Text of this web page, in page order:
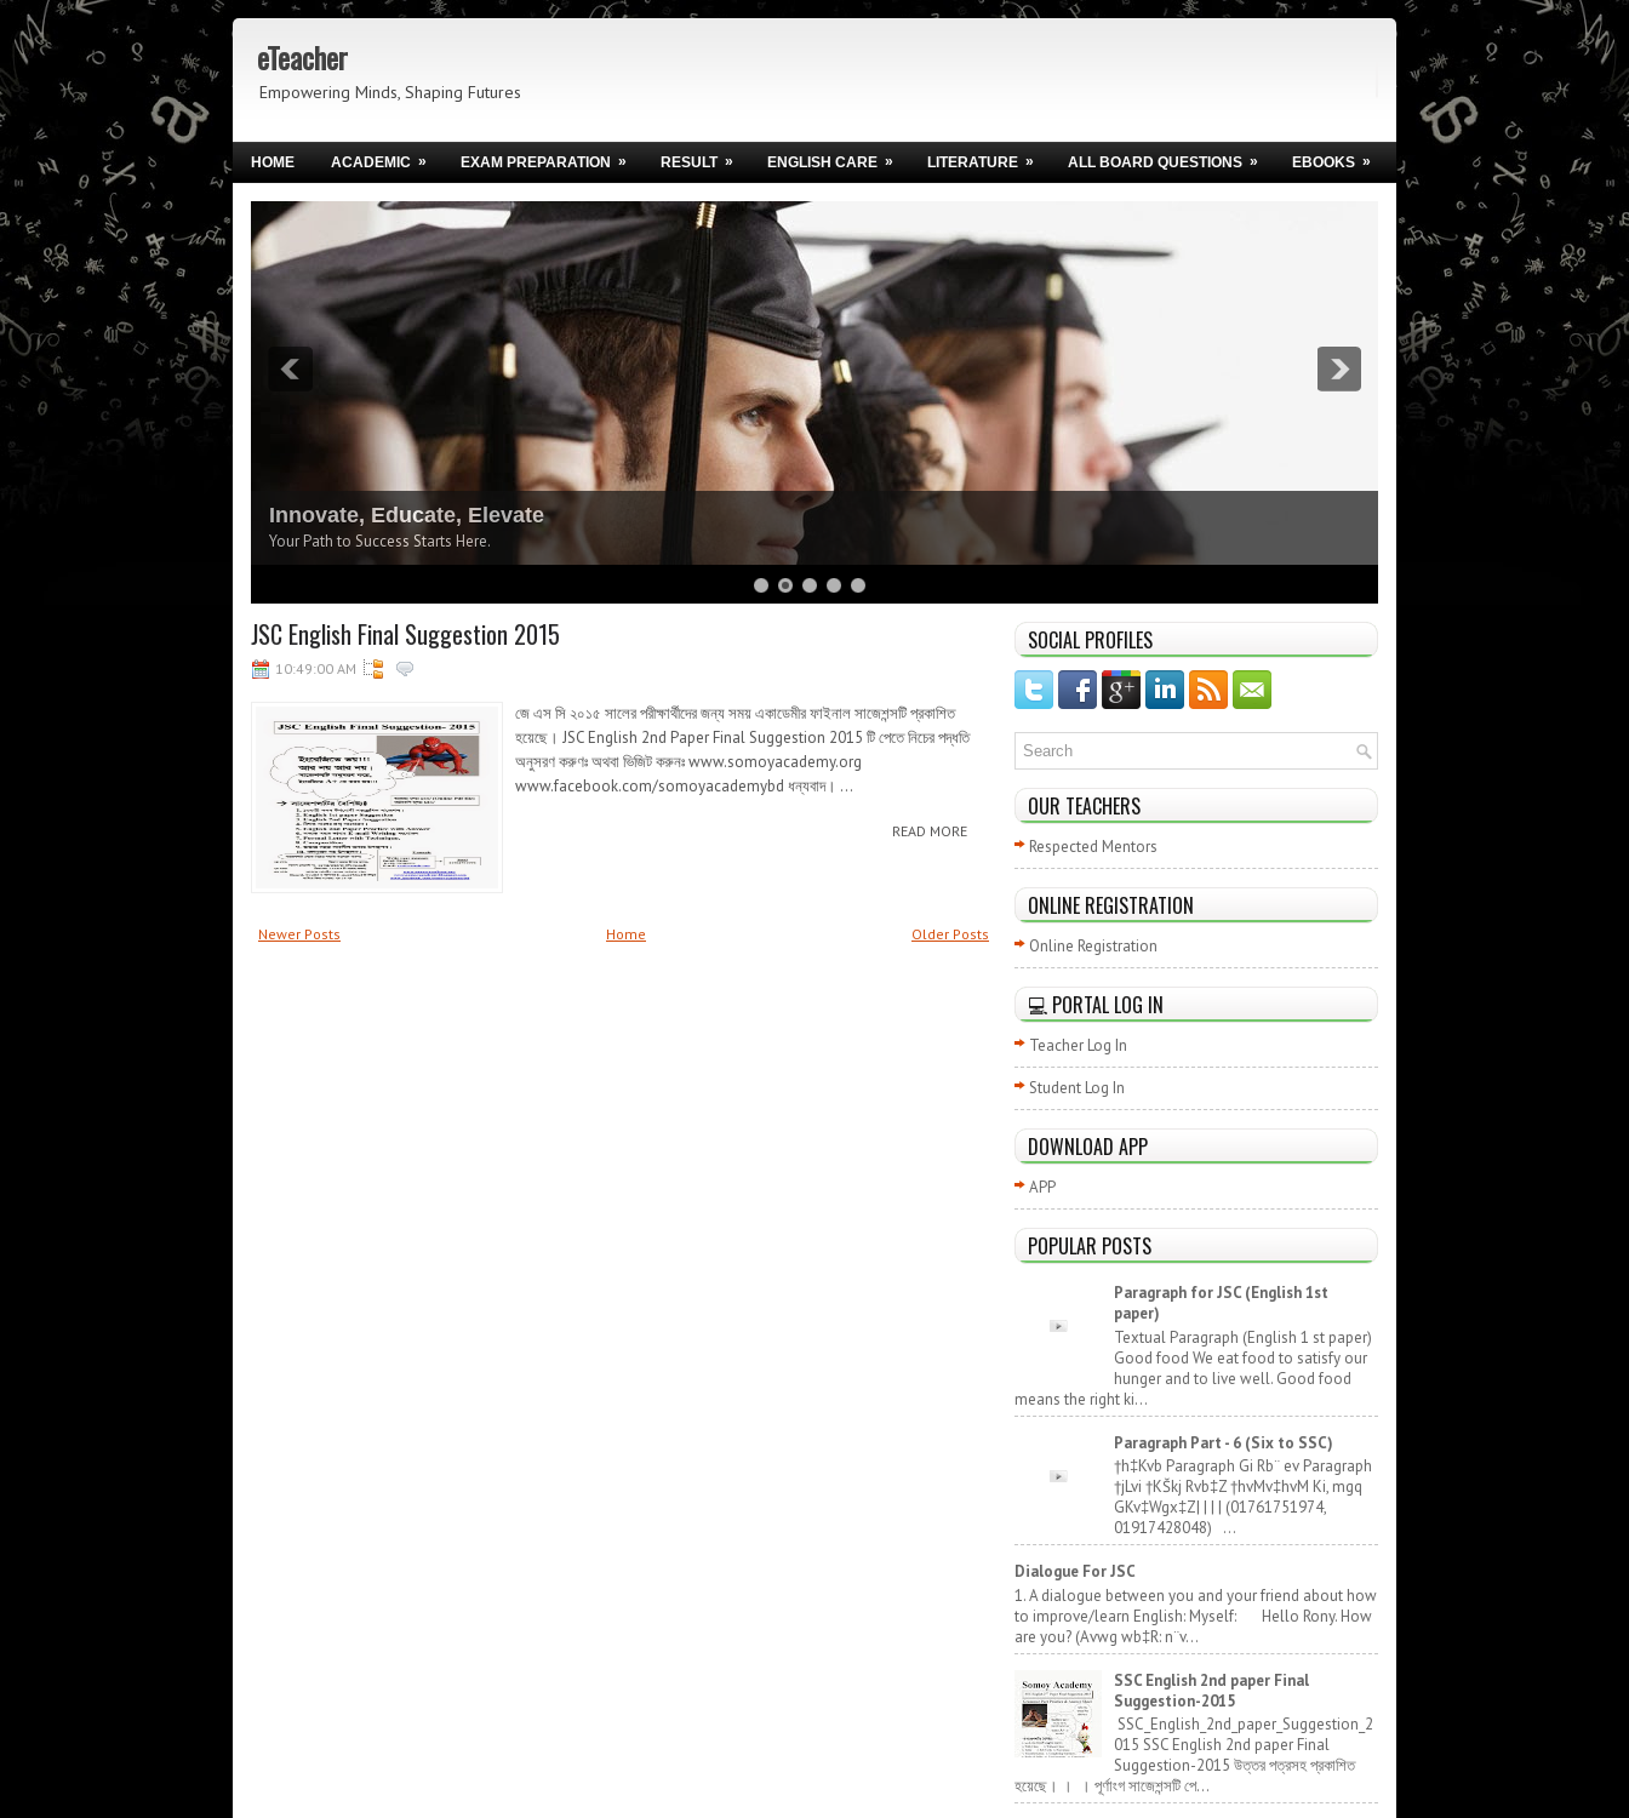
eTeacher
Empowering Minds, Shaping Futures
HOME ACADEMIC » EXAM PREPARATION » RESULT » ENGLISH CARE » LITERATURE » ALL BOARD QUESTIONS » EBOOKS »
Innovate, Educate, Elevate
Your Path to Success Starts Here.
JSC English Final Suggestion 2015
10:49:00 AM
জে এস সি ২০১৫ সালের পরীক্ষার্থীদের জন্য সময় একাডেমীর ফাইনাল সাজেশন্সটি প্রকাশিত
হয়েছে। JSC English 2nd Paper Final Suggestion 2015 টি পেতে নিচের পদ্ধতি
অনুসরণ করুণঃ অথবা ভিজিট করুনঃ www.somoyacademy.org
www.facebook.com/somoyacademybd ধন্যবাদ। ...
READ MORE
Newer Posts Older Posts
Home
SOCIAL PROFILES
OUR TEACHERS
Respected Mentors
ONLINE REGISTRATION
Online Registration
💻 PORTAL LOG IN
Teacher Log In
Student Log In
DOWNLOAD APP
APP
POPULAR POSTS
Paragraph for JSC (English 1st
paper)
Textual Paragraph (English 1 st paper)
Good food We eat food to satisfy our
hunger and to live well. Good food
means the right ki...
Paragraph Part - 6 (Six to SSC)
†h‡Kvb Paragraph Gi Rb¨ ev Paragraph
†jLvi †KŠkj Rvb‡Z †hvMv‡hvM Ki, mgq
GKv‡Wgx‡Z| | | | (01761751974,
01917428048) ...
Dialogue For JSC
1. A dialogue between you and your friend about how
to improve/learn English: Myself: Hello Rony. How
are you? (Avwg wb‡R: n¨v...
SSC English 2nd paper Final
Suggestion-2015
SSC_English_2nd_paper_Suggestion_2
015 SSC English 2nd paper Final
Suggestion-2015 উত্তর পত্রসহ প্রকাশিত
হয়েছে। । । পূর্ণাংগ সাজেশন্সটি পে...